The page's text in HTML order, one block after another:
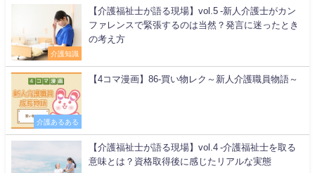
介護知識
【介護福祉士が語る現場】vol.5 -新人介護士がカン
ファレンスで緊張するのは当然？発言に迷ったとき
の考え方
介護あるある
【4コマ漫画】86-買い物レク～新人介護職員物語～
【介護福祉士が語る現場】vol.4 -介護福祉士を取る
意味とは？資格取得後に感じたリアルな実態